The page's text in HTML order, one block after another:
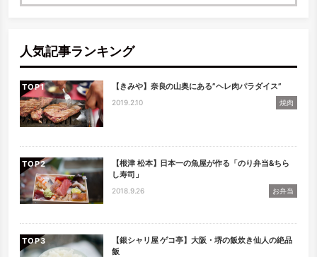
人気記事ランキング
TOP 【きみや】奈良の山奥にある”ヘレ肉パラダイス”
2019.2.10 焼肉
TOP
【根津 松本】日本一の魚屋が作る「のり弁当&ちら
し寿司」
2018.9.26 お弁当
TOP
【銀シャリ屋 ゲコ亭】大阪・堺の飯炊き仙人の絶品
飯